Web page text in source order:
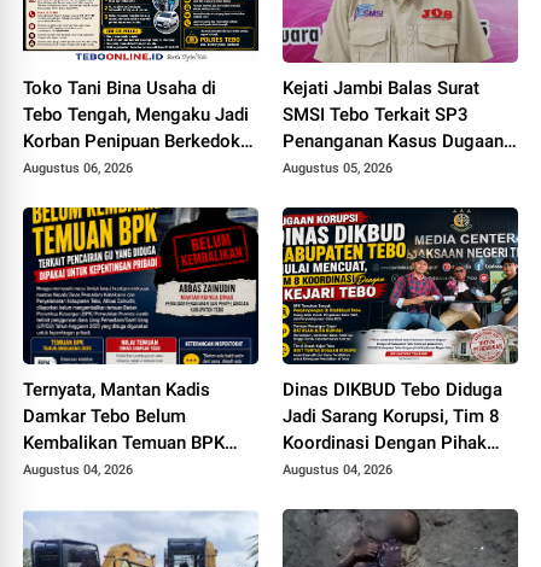
Toko Tani Bina Usaha di
Tebo Tengah, Mengaku Jadi
Korban Penipuan Berkedok
Pemesanan Racun Tikus
Augustus 06, 2026
Kejati Jambi Balas Surat
SMSI Tebo Terkait SP3
Penanganan Kasus Dugaan
Korupsi di DPUPR Tebo Rp
Augustus 05, 2026
Ternyata, Mantan Kadis
Damkar Tebo Belum
Kembalikan Temuan BPK
Terkait Pencairan GU yang
Kepentingan Pribadi
Augustus 04, 2026
Dinas DIKBUD Tebo Diduga
Jadi Sarang Korupsi, Tim 8
Koordinasi Dengan Pihak
Kejari Tebo
Augustus 04, 2026